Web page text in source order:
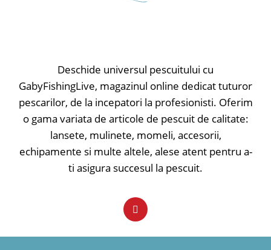
• Difuzoare de înaltă performanță
• Ton reglabil
• Comutator pornit-oprit
• Lumina LED servește ca indicator
de putere / 20 sec.în amurg
• Bara LED servește ca indicator de
trăsătură (afișează ridicarea momelii
și rularea diferit), roșu strălucitor
• Difuzoare de înaltă performanță
Deschide universul pescuitului cu
GabyFishingLive, magazinul online dedicat tuturor
pescarilor, de la incepatori la profesionisti. Oferim
o gama variata de articole de pescuit de calitate:
lansete, mulinete, momeli, accesorii,
echipamente si multe altele, alese atent pentru a-
ti asigura succesul la pescuit.